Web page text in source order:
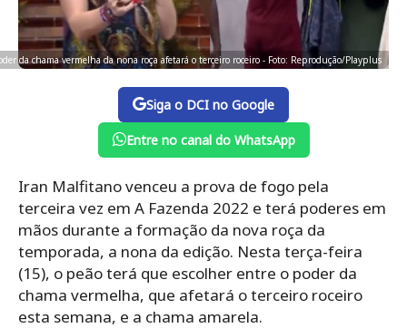
da chama vermelha da nona roça afetará o terceiro roceiro - Foto: Reprodução/Playplus
Siga o DCI no Google
Entre no canal do WhatsApp
Iran Malfitano venceu a prova de fogo pela
terceira vez em A Fazenda 2022 e terá poderes em
mãos durante a formação da nova roça da
temporada, a nona da edição. Nesta terça-feira
(15), o peão terá que escolher entre o poder da
chama vermelha, que afetará o terceiro roceiro
esta semana, e a chama amarela.